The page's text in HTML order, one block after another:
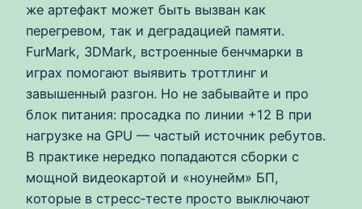
же артефакт может быть вызван как
перегревом, так и деградацией памяти.
FurMark, 3DMark, встроенные бенчмарки в
играх помогают выявить троттлинг и
завышенный разгон. Но не забывайте и про
блок питания: просадка по линии +12 В при
нагрузке на GPU — частый источник ребутов.
В практике нередко попадаются сборки с
мощной видеокартой и «ноунейм» БП,
которые в стресс‑тесте просто выключают